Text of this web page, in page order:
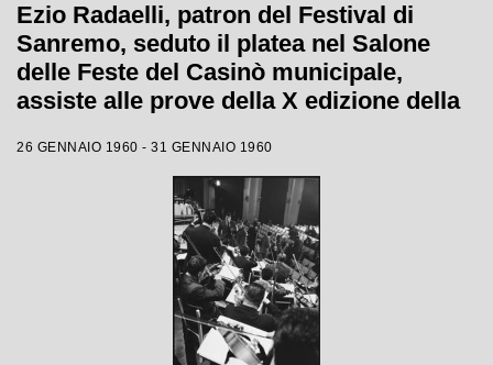
Ezio Radaelli, patron del Festival di
Sanremo, seduto il platea nel Salone
delle Feste del Casinò municipale,
assiste alle prove della X edizione della
26 GENNAIO 1960 - 31 GENNAIO 1960